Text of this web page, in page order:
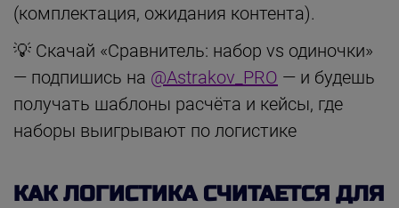
(комплектация, ожидания контента).
💡 Скачай «Сравнитель: набор vs одиночки»
— подпишись на @Astrakov_PRO — и будешь
получать шаблоны расчёта и кейсы, где
наборы выигрывают по логистике
КАК ЛОГИСТИКА СЧИТАЕТСЯ ДЛЯ